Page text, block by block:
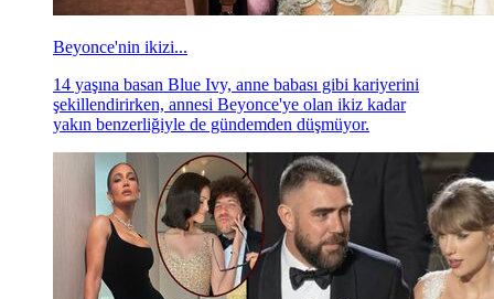
Beyonce'nin ikizi...
14 yaşına basan Blue Ivy, anne babası gibi kariyerini
şekillendirirken, annesi Beyonce'ye olan ikiz kadar
yakın benzerliğiyle de gündemden düşmüyor.